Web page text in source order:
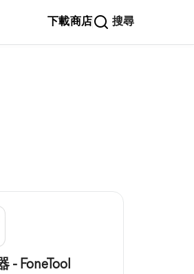
下載商店 搜尋
- FoneTool